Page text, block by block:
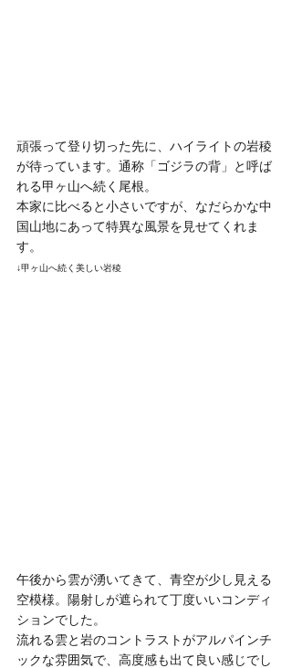
頑張って登り切った先に、ハイライトの岩稜
が待っています。通称「ゴジラの背」と呼ば
れる甲ヶ山へ続く尾根。
本家に比べると小さいですが、なだらかな中
国山地にあって特異な風景を見せてくれま
す。
↓甲ヶ山へ続く美しい岩稜
午後から雲が湧いてきて、青空が少し見える
空模様。陽射しが遮られて丁度いいコンディ
ションでした。
流れる雲と岩のコントラストがアルパインチ
ックな雰囲気で、高度感も出て良い感じでし